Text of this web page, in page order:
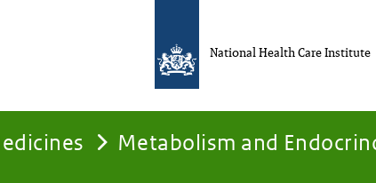
Metabolism and
National Health Care Institute